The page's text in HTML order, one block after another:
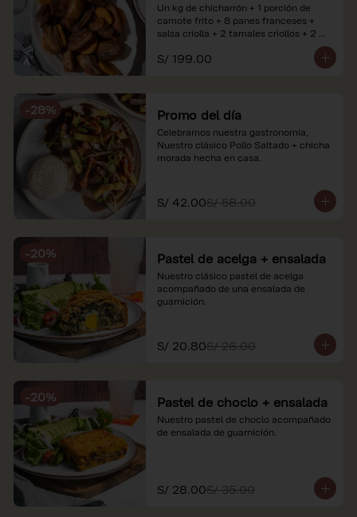
Un kg de chicharrón + 1 porción de
camote frito + 8 panes franceses +
salsa criolla + 2 tamales criollos + 2
*Nuestros precios están expresados en
referenciales.
S/ 199.00
-28% Promo del día
Celebramos nuestra gastronomía,
Nuestro clásico Pollo Saltado + chicha
morada hecha en casa.
S/ 42.00S/ 58.00
-20% Pastel de acelga + ensalada
Nuestro clásico pastel de acelga
acompañado de una ensalada de
guarnición.
S/ 20.80S/ 26.00
-20% Pastel de choclo + ensalada
Nuestro pastel de choclo acompañado
de ensalada de guarnición.
S/ 28.00S/ 35.00